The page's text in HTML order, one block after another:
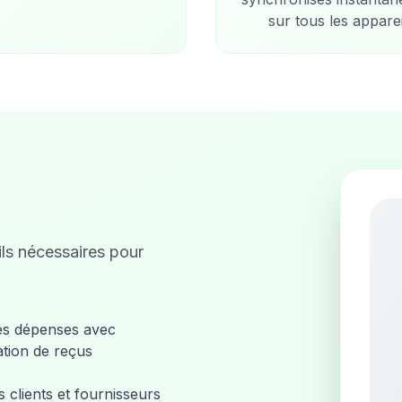
sur tous les
nécessaires pour
dépenses avec
de reçus
clients et fournisseurs